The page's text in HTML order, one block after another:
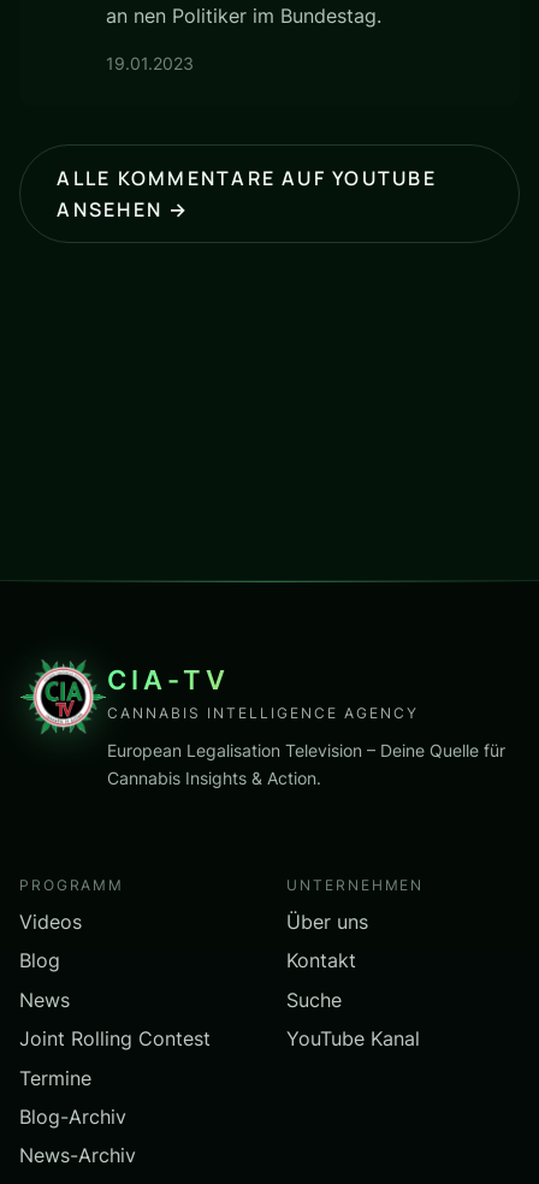
an nen Politiker im Bundestag.
19.01.2023
ALLE KOMMENTARE AUF YOUTUBE
ANSEHEN →
CIA-TV
CANNABIS INTELLIGENCE AGENCY
European Legalisation Television – Deine Quelle für
Cannabis Insights & Action.
PROGRAMM
Videos
Blog
News
Joint Rolling Contest
Termine
Blog-Archiv
News-Archiv
UNTERNEHMEN
Über uns
Kontakt
Suche
YouTube Kanal